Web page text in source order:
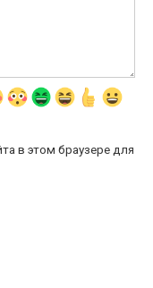
в этом браузере для